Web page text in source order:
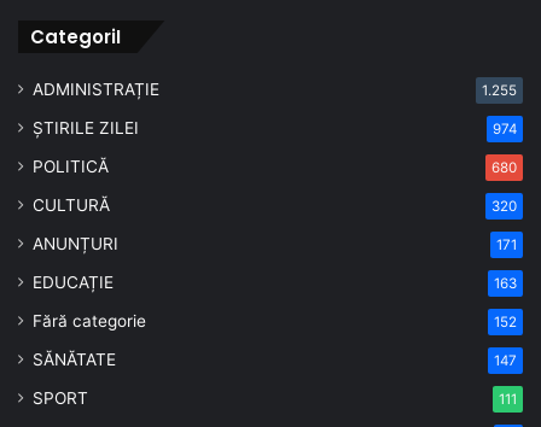
CategoriI
ADMINISTRAȚIE 1.255
ȘTIRILE ZILEI 974
POLITICĂ 680
CULTURĂ 320
ANUNȚURI 171
EDUCAȚIE 163
Fără categorie 152
SĂNĂTATE 147
SPORT 111